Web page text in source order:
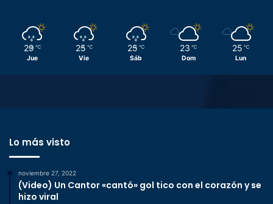
29 ℃
Jue
25 ℃
Vie
25 ℃
Sáb
23 ℃
Dom
25 ℃
Lun
Lo más visto
noviembre 27, 2022
(Video) Un Cantor «cantó» gol tico con el corazón y se
hizo viral